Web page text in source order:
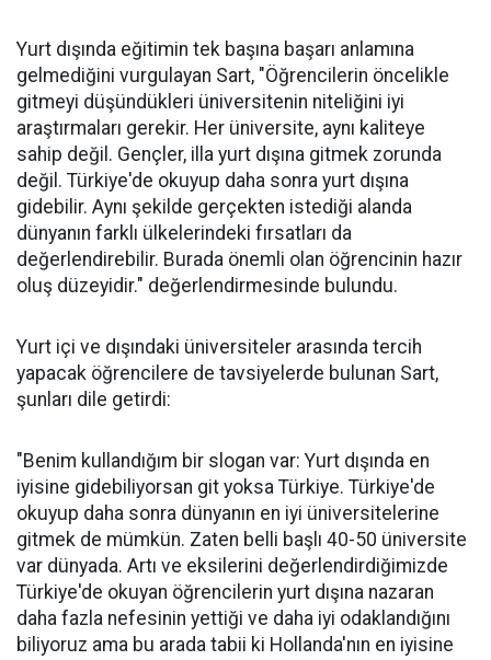
Yurt dışında eğitimin tek başına başarı anlamına
gelmediğini vurgulayan Sart, "Öğrencilerin öncelikle
gitmeyi düşündükleri üniversitenin niteliğini iyi
araştırmaları gerekir. Her üniversite, aynı kaliteye
sahip değil. Gençler, illa yurt dışına gitmek zorunda
değil. Türkiye'de okuyup daha sonra yurt dışına
gidebilir. Aynı şekilde gerçekten istediği alanda
dünyanın farklı ülkelerindeki fırsatları da
değerlendirebilir. Burada önemli olan öğrencinin hazır
oluş düzeyidir." değerlendirmesinde bulundu.
Yurt içi ve dışındaki üniversiteler arasında tercih
yapacak öğrencilere de tavsiyelerde bulunan Sart,
şunları dile getirdi:
"Benim kullandığım bir slogan var: Yurt dışında en
iyisine gidebiliyorsan git yoksa Türkiye. Türkiye'de
okuyup daha sonra dünyanın en iyi üniversitelerine
gitmek de mümkün. Zaten belli başlı 40-50 üniversite
var dünyada. Artı ve eksilerini değerlendirdiğimizde
Türkiye'de okuyan öğrencilerin yurt dışına nazaran
daha fazla nefesinin yettiği ve daha iyi odaklandığını
biliyoruz ama bu arada tabii ki Hollanda'nın en iyisine